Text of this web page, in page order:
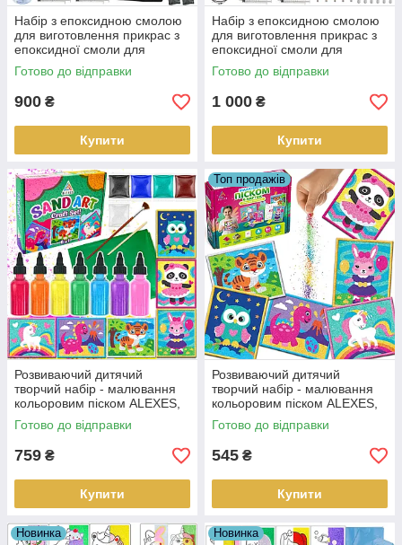
Набір з епоксидною смолою
для виготовлення прикрас з
епоксидної смоли для
початківців 114 в 1
Готово до відправки
900 ₴
Купити
Набір з епоксидною смолою
для виготовлення прикрас з
епоксидної смоли для
початківців 176 в 1
Готово до відправки
1 000 ₴
Купити
Розвиваючий дитячий
творчий набір - малювання
кольоровим піском ALEXES,
6 карток
Готово до відправки
759 ₴
Купити
Топ продажів
Розвиваючий дитячий
творчий набір - малювання
кольоровим піском ALEXES,
6 карток
Готово до відправки
545 ₴
Купити
Новинка Новинка